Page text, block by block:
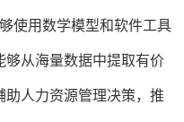
使用数学模型和软件工具
够从海量数据中提取有价
助人力资源管理决策，推